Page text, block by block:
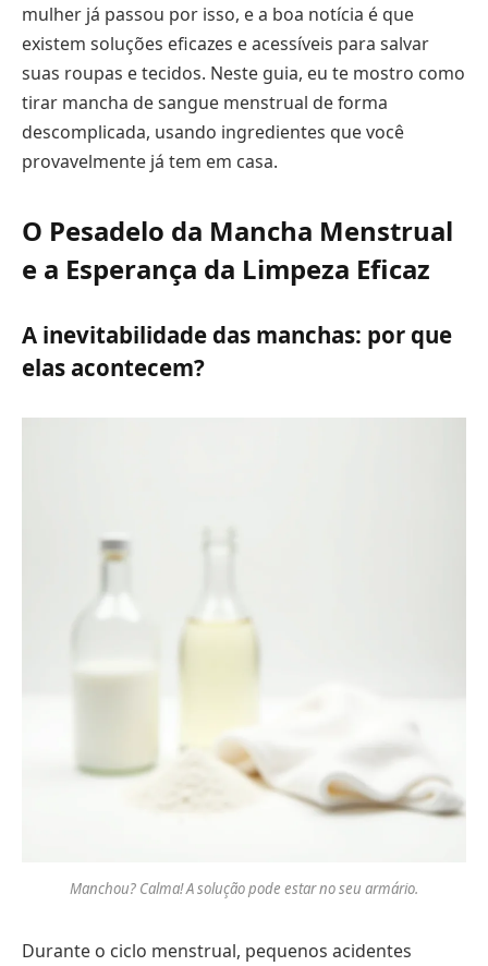
mulher já passou por isso, e a boa notícia é que
existem soluções eficazes e acessíveis para salvar
suas roupas e tecidos. Neste guia, eu te mostro como
tirar mancha de sangue menstrual de forma
descomplicada, usando ingredientes que você
provavelmente já tem em casa.
O Pesadelo da Mancha Menstrual
e a Esperança da Limpeza Eficaz
A inevitabilidade das manchas: por que
elas acontecem?
Manchou? Calma! A solução pode estar no seu armário.
Durante o ciclo menstrual, pequenos acidentes